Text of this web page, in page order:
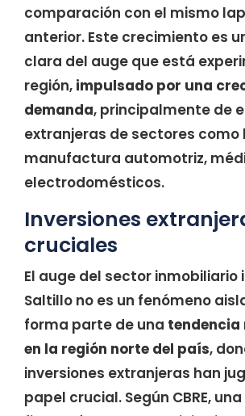
comparación con el mismo
anterior. Este crecimiento es
clara del auge que está
región, impulsado por una
demanda, principalmente de
extranjeras de sectores como
manufactura automotriz,
electrodomésticos.
Inversiones
cruciales
El auge del sector inmobiliario
Saltillo no es un fenómeno
forma parte de una tendencia
en la región norte del país,
inversiones extranjeras han
papel crucial. Según CBRE,